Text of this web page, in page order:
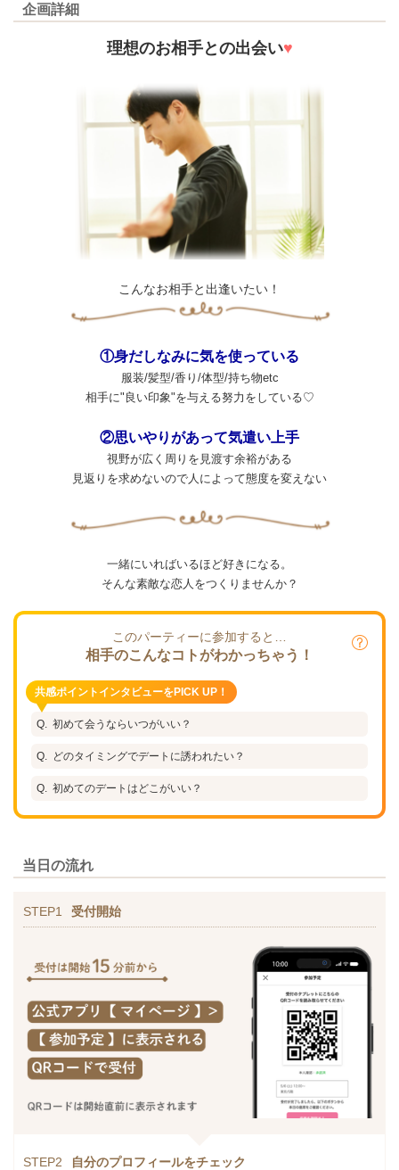
企画詳細
理想のお相手との出会い♥
こんなお相手と出逢いたい！
①身だしなみに気を使っている
服装/髪型/香り/体型/持ち物etc
相手に"良い印象"を与える努力をしている♡
②思いやりがあって気遣い上手
視野が広く周りを見渡す余裕がある
見返りを求めないので人によって態度を変えない
一緒にいればいるほど好きになる。
そんな素敵な恋人をつくりませんか？
このパーティーに参加すると…
相手のこんなコトがわかっちゃう！
共感ポイントインタビューをPICK UP！
初めて会うならいつがいい？
どのタイミングでデートに誘われたい？
初めてのデートはどこがいい？
当日の流れ
STEP1 受付開始
STEP2 自分のプロフィールをチェック